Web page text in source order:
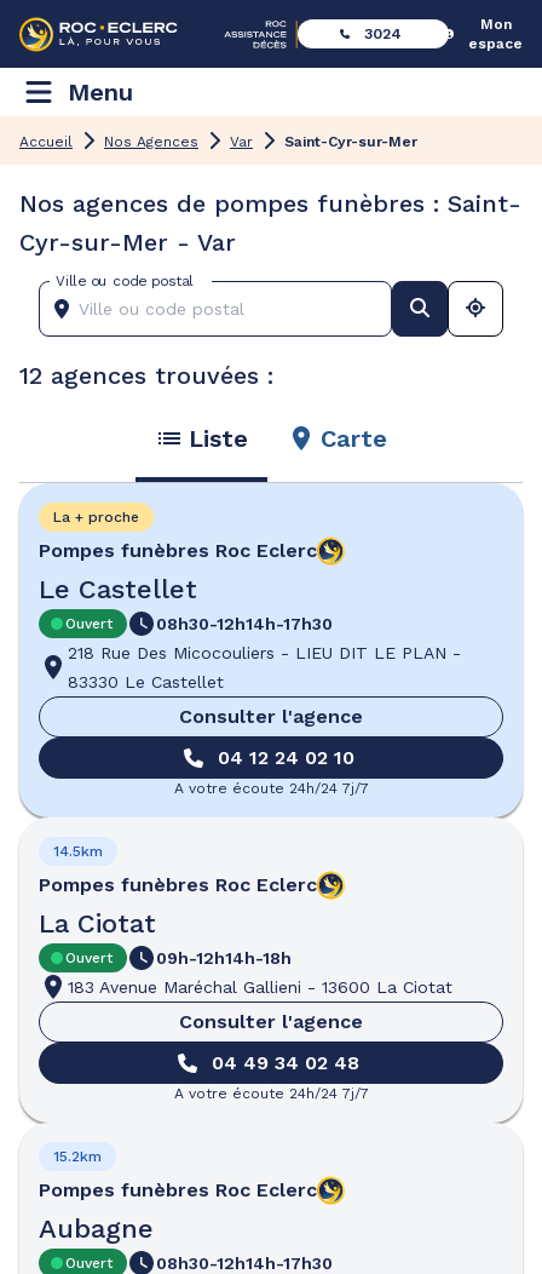
3024
Mon
espace
Menu
Accueil Nos Agences Var Saint-Cyr-sur-Mer
Nos agences de pompes funèbres : Saint-
Cyr-sur-Mer - Var
Ville ou code postal
12 agences trouvées :
Liste Carte
Pompes funèbres Roc Eclerc
Le Castellet
La + proche
Ouvert 08h30-12h14h-17h30
218 Rue Des Micocouliers - LIEU DIT LE PLAN -
83330 Le Castellet
Consulter l'agence
04 12 24 02 10
A votre écoute 24h/24 7j/7
Pompes funèbres Roc Eclerc
La Ciotat
14.5km
Ouvert 09h-12h14h-18h
183 Avenue Maréchal Gallieni - 13600 La Ciotat
Consulter l'agence
04 49 34 02 48
A votre écoute 24h/24 7j/7
Pompes funèbres Roc Eclerc
Aubagne
15.2km
Ouvert 08h30-12h14h-17h30